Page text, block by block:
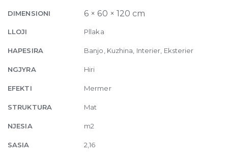
Matte
60
x
quantity
DIMENSIONI 6 × 60 × 120 cm
LLOJI Pllaka
HAPESIRA Banjo, Kuzhina, Interier, Eksterier
NGJYRA Hiri
EFEKTI Mermer
STRUKTURA Mat
NJESIA m2
SASIA 2,16